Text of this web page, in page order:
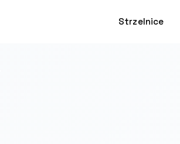
Strzelnice